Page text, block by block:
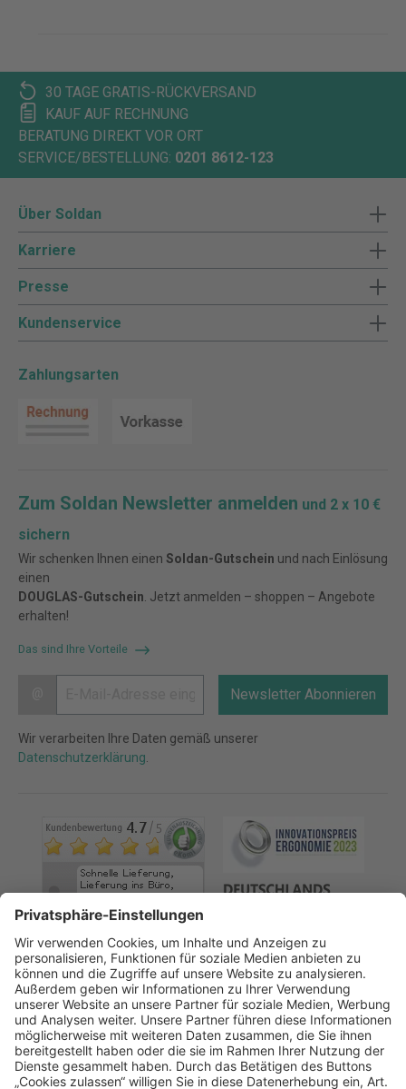
30 TAGE GRATIS-RÜCKVERSAND
KAUF AUF RECHNUNG
BERATUNG DIREKT VOR ORT
SERVICE/BESTELLUNG: 0201 8612-123
Über Soldan
Karriere
Presse
Kundenservice
Zahlungsarten
Zum Soldan Newsletter anmelden und 2 x 10 €
sichern
Wir schenken Ihnen einen Soldan-Gutschein und nach Einlösung
einen
DOUGLAS-Gutschein . Jetzt anmelden – shoppen – Angebote
erhalten!
Das sind Ihre Vorteile
Newsletter Abonnieren
Wir verarbeiten Ihre Daten gemäß unserer
Datenschutzerklärung